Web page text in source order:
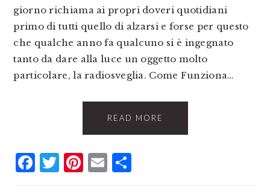
giorno richiama ai propri doveri quotidiani
primo di tutti quello di alzarsi e forse per questo
che qualche anno fa qualcuno si è ingegnato
tanto da dare alla luce un oggetto molto
particolare, la radiosveglia. Come Funziona…
READ MORE
Facebook
Twitter
Pinterest
Email